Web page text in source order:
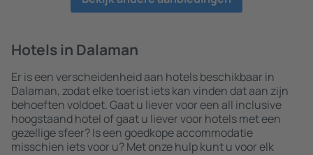
Hotels in Dalaman
Er is een verscheidenheid aan hotels beschikbaar in
Dalaman, zodat elke toerist iets kan vinden dat aan zijn
behoeften voldoet. Gaat u liever voor een all inclusive
hoogstaand hotel of gaat u liever voor hotels met een
gezellige sfeer? Is een goedkope accommodatie
misschien iets voor u? Met onze hulp kunt u voor elk